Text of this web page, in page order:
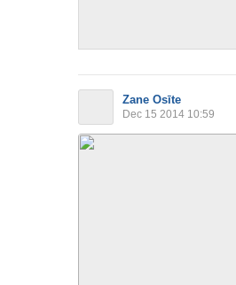
Zane Osīte
Dec 15 2014 10:59